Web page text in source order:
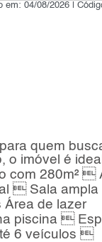
em: 04/08/2026 |
quem
o imóvel é ideal
com 280m² 
 Sala ampla
de lazer
piscina 
6 veículos 